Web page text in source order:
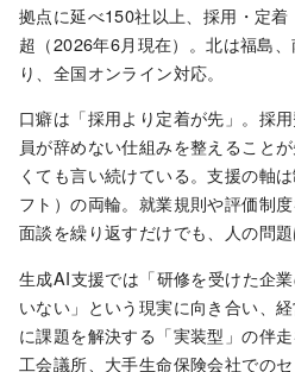
拠点に延べ150社以上、採用・定
超（2026年6月現在）。北は福島
り、全国オンライン対応。
口癖は「採用より定着が先」。採
員が辞めない仕組みを整えること
くても言い続けている。支援の軸
フト）の両輪。就業規則や評価制
面談を繰り返すだけでも、人の問題
生成AI支援では「研修を受けた企
いない」という現実に向き合い、
に課題を解決する「実装型」の伴
工会議所、大手生命保険会社での